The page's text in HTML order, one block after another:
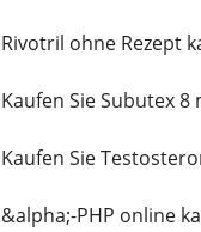
Rivotril ohne Rezept
Kaufen Sie Subutex 8
Kaufen Sie
&alpha;-PHP online